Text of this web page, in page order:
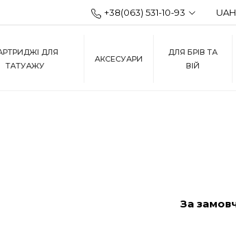
+38(063) 531-10-93 UAH
ДЛЯ
ТАТУАЖУ
АКСЕСУАРИ
ДЛЯ БРІВ ТА
ВІЙ